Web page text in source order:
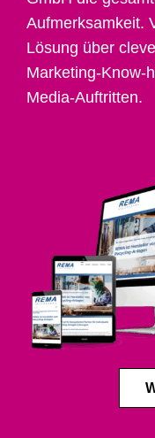
Aufmerksamkeit.
Lösung über
Marketing-Know-
Media-Auftritten.